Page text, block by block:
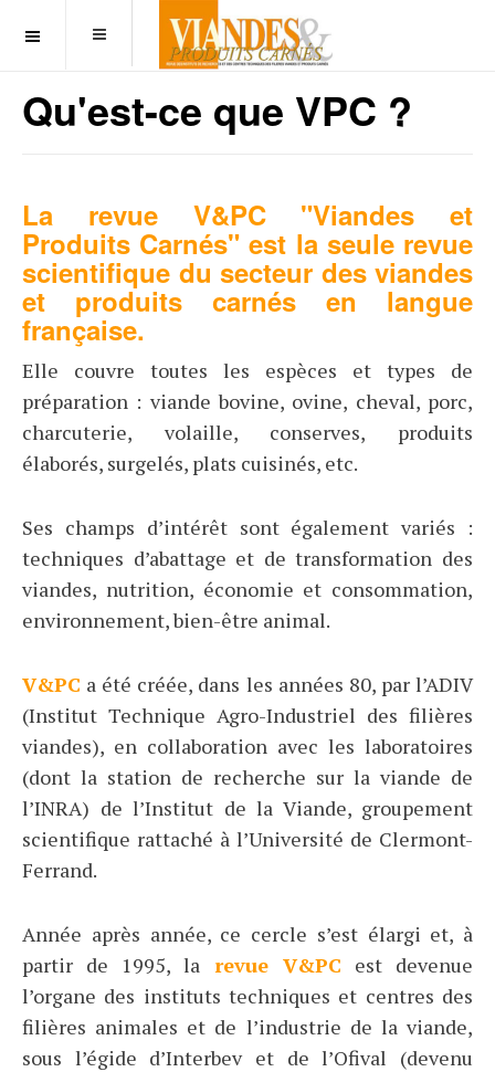
OFF CANVAS
Qu'est-ce que VPC ?
La revue V&PC "Viandes et
Produits Carnés" est la seule revue
scientifique du secteur des viandes
et produits carnés en langue
française.
Elle couvre toutes les espèces et types de
préparation : viande bovine, ovine, cheval, porc,
charcuterie, volaille, conserves, produits
élaborés, surgelés, plats cuisinés, etc.
Ses champs d’intérêt sont également variés :
techniques d’abattage et de transformation des
viandes, nutrition, économie et consommation,
environnement, bien-être animal.
V&PC a été créée, dans les années 80, par l’ADIV
(Institut Technique Agro-Industriel des filières
viandes), en collaboration avec les laboratoires
(dont la station de recherche sur la viande de
l’INRA) de l’Institut de la Viande, groupement
scientifique rattaché à l’Université de Clermont-
Ferrand.
Année après année, ce cercle s’est élargi et, à
partir de 1995, la revue V&PC est devenue
l’organe des instituts techniques et centres des
filières animales et de l’industrie de la viande,
sous l’égide d’Interbev et de l’Ofival (devenu